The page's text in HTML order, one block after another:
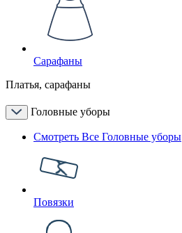
Сарафаны
Платья, сарафаны
Головные уборы
Смотреть Все Головные уборы
Повязки